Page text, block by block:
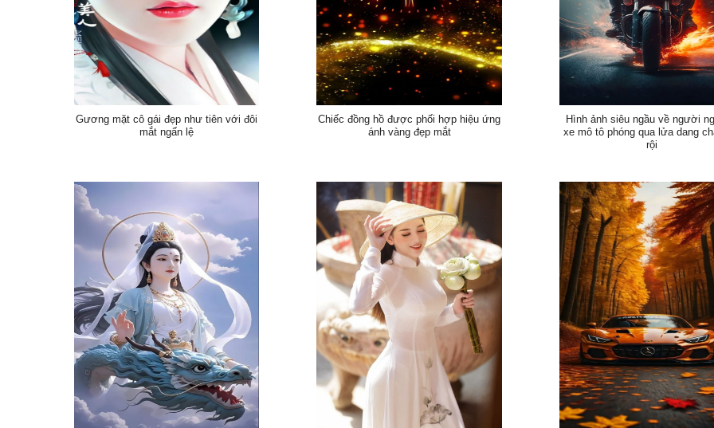
Gương mặt cô gái đẹp như tiên với đôi
mắt ngấn lệ
Chiếc đồng hồ được phối hợp hiệu ứng
ánh vàng đẹp mắt
Hình ảnh siêu ngầu về người
xe mô tô phóng qua lửa dang
rội